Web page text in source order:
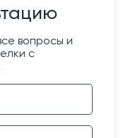
вопросы и
с